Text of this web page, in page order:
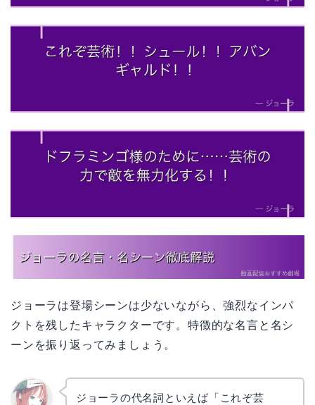
ジョーラは登場シーンは少ないながら、強烈なインパ
クトを残したキャラクターです。特徴的な名言と名シ
ーンを振り返ってみましょう。
ジョーラの代名詞といえば「これぞ芸